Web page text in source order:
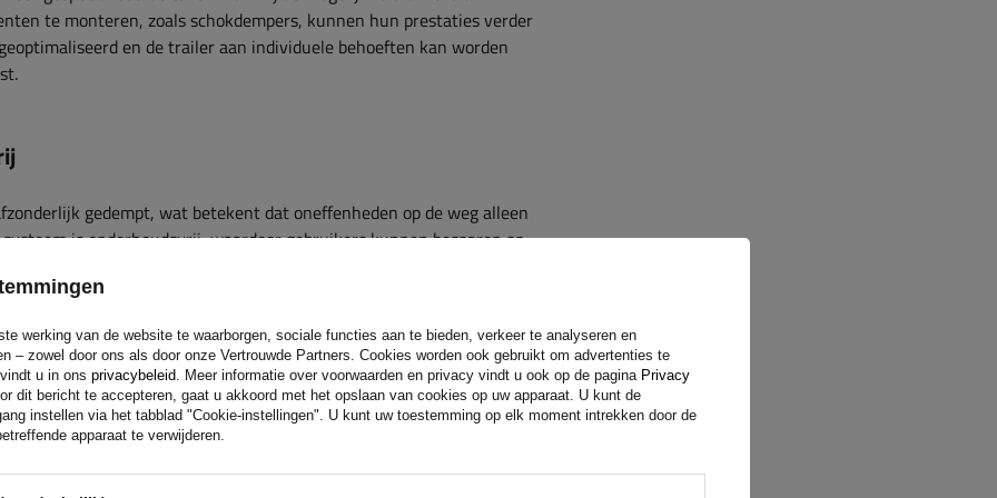
te monteren, zoals schokdempers, kunnen hun prestaties verder
en de trailer aan individuele behoeften kan worden
gedempt, wat betekent dat oneffenheden op de weg alleen
is onderhoudsvrij, waardoor gebruikers kunnen besparen op
asontwerp het risico op schade aan de wielkast en andere
zelfs bij zware overbelasting.
met rubberen
afbuigpijlen en zachtere
trillingen effectief worden
werking van de website te waarborgen, sociale functies aan te bieden, verkeer te analyseren en
– zowel door ons als door onze Vertrouwde Partners. Cookies worden ook gebruikt om advertenties te
u in ons privacybeleid. Meer informatie over voorwaarden en privacy vindt u ook op de pagina Privacy
dit bericht te accepteren, gaat u akkoord met het opslaan van cookies op uw apparaat. U kunt de
instellen via het tabblad "Cookie-instellingen". U kunt uw toestemming op elk moment intrekken door de
apparaat te verwijderen.